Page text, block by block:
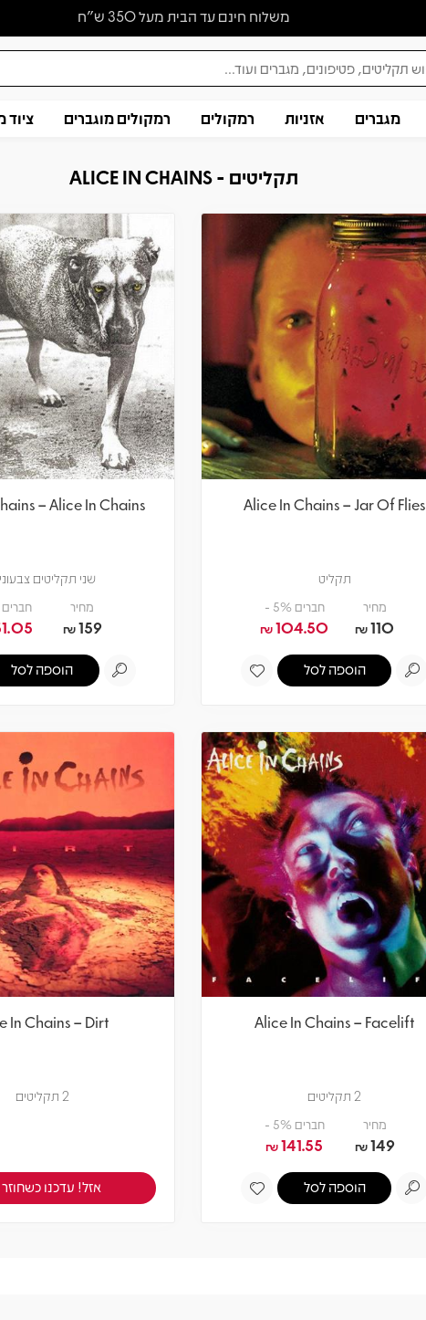
משלוח חינם עד הבית מעל 350 ש״ח
מגברים אזניות רמקולים רמקולים מוגברים ציוד
תקליטים - ALICE IN CHAINS
Alice In Chains – Jar Of Flies
תקליט
מחיר
110
₪
חברים 5% -
104.50
₪
הוספה לסל
– Alice In Chains
שני תקליטים
מחיר
159
₪
חברים 5% -
הוספה לסל
Alice In Chains – Facelift
2 תקליטים
מחיר
149
₪
חברים 5% -
141.55
₪
הוספה לסל
In Chains – Dirt
2 תקליטים
צפיה במוצר
אזל! עדכנו כשחוזר